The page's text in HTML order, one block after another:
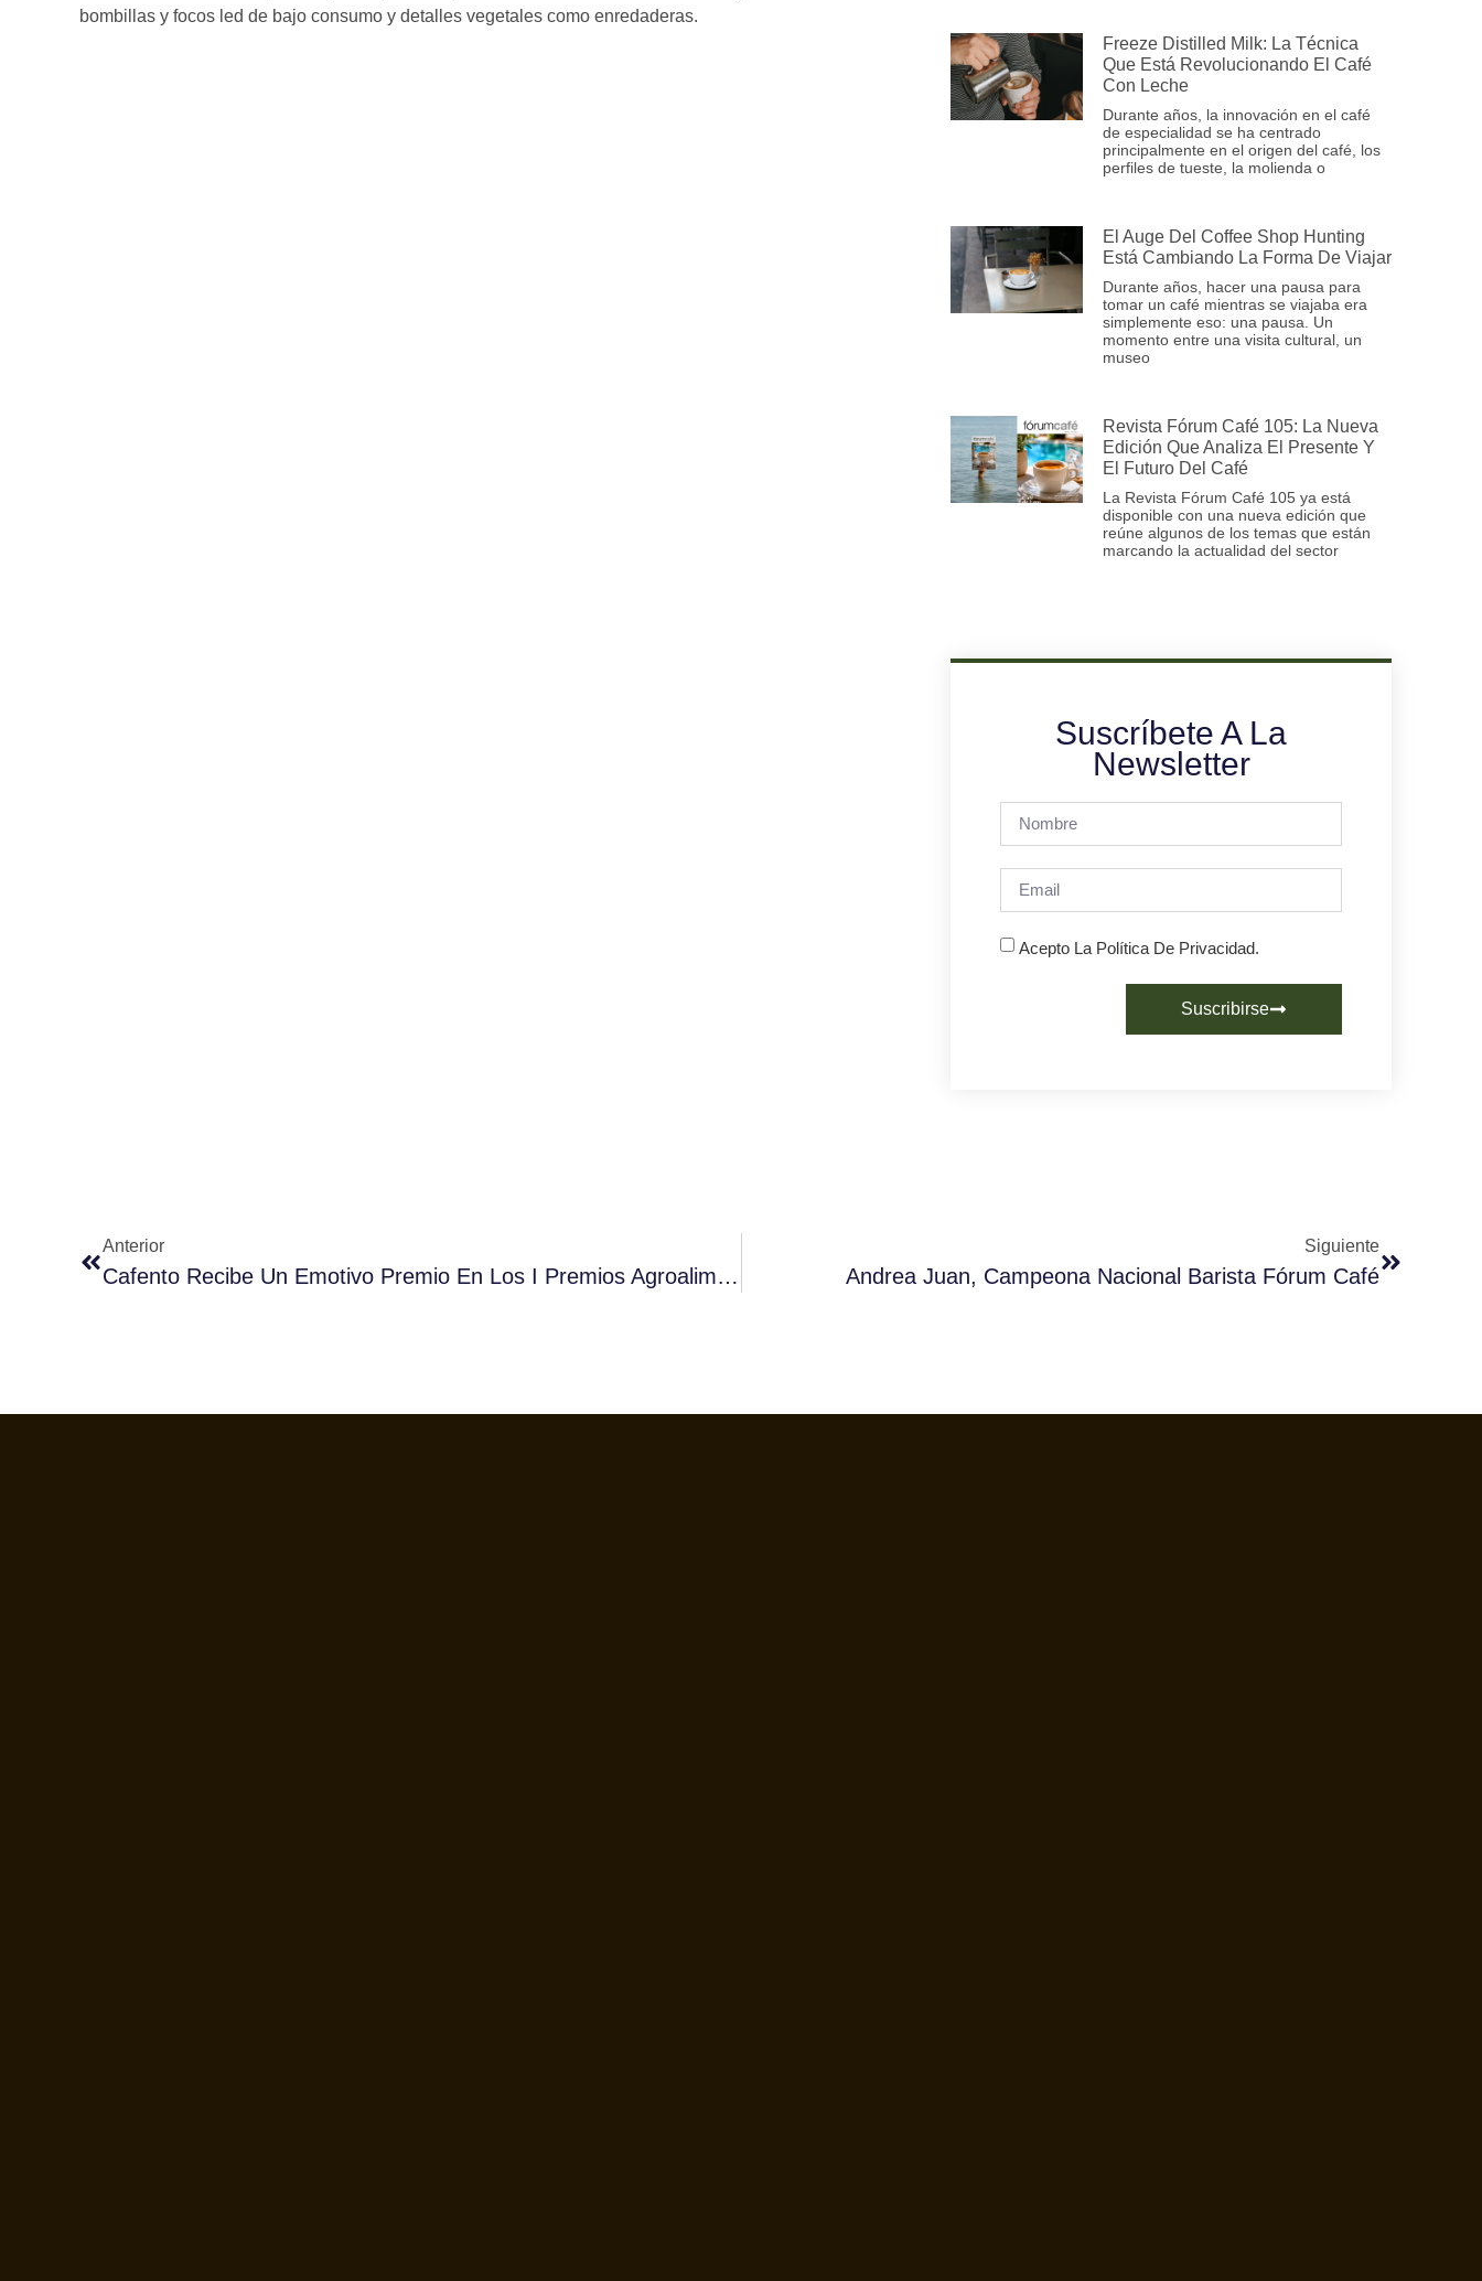
bombillas y focos led de bajo consumo y detalles vegetales como enredaderas.
Freeze Distilled Milk: La Técnica
Que Está Revolucionando El Café
Con Leche
Durante años, la innovación en el café
de especialidad se ha centrado
principalmente en el origen del café, los
perfiles de tueste, la molienda o
El Auge Del Coffee Shop Hunting
Está Cambiando La Forma De Viajar
Durante años, hacer una pausa para
tomar un café mientras se viajaba era
simplemente eso: una pausa. Un
momento entre una visita cultural, un
museo
Revista Fórum Café 105: La Nueva
Edición Que Analiza El Presente Y
El Futuro Del Café
La Revista Fórum Café 105 ya está
disponible con una nueva edición que
reúne algunos de los temas que están
marcando la actualidad del sector
Suscríbete A La
Newsletter
Acepto La Política De Privacidad.
Suscribirse
Anterior
Cafento Recibe Un Emotivo Premio En Los I Premios Agroalimentarios De El Comercio
Siguiente
Andrea Juan, Campeona Nacional Barista Fórum Café